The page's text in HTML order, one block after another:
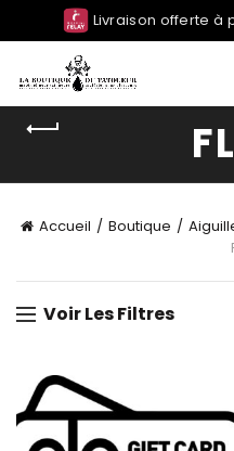
Livraison offerte à
Accueil Boutique
Voir Les Filtres